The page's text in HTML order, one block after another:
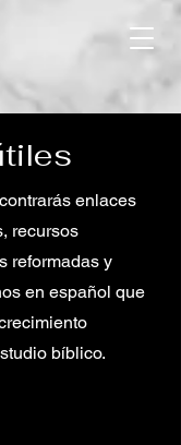
enlaces
recursos
reformadas y
en español que
bíblico.